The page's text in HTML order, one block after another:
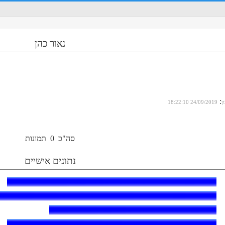
נאור כהן
:
24/09/2019 18:22:10
סה"כ 0 תמונות
נתונים אישיים